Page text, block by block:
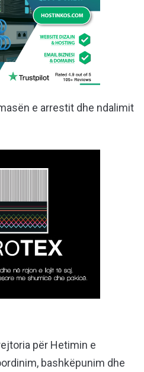
e arrestit dhe ndalimit
për Hetimin e
bashkëpunim dhe